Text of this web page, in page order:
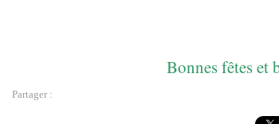
Bonnes fêtes et
Partager :